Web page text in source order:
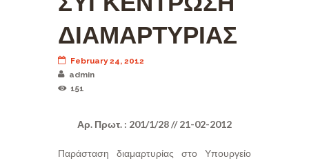
ΔΙΑΜΑΡΤΥΡΙΑΣ
February 24, 2012
admin
151
Αρ. Πρωτ. : 201/1/28 // 21-02-2012
Παράσταση διαμαρτυρίας στο Υπουργείο